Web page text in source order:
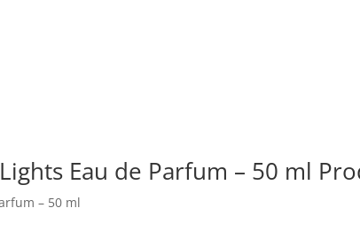
Eau de Parfum – 50 ml
– 50 ml